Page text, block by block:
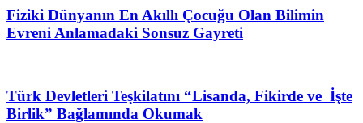
Fiziki Dünyanın En Akıllı Çocuğu Olan Bilimin
Evreni Anlamadaki Sonsuz Gayreti
Türk Devletleri Teşkilatını “Lisanda, Fikirde ve İşte
Birlik” Bağlamında Okumak